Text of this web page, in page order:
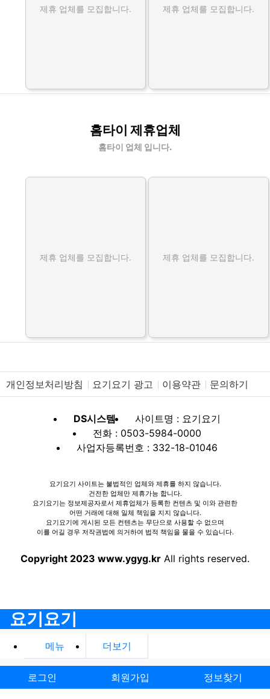
제휴 업체를 모집합니다. 제휴 업체를 모집합니다.
홈타이 제휴업체
홈타이 업체 입니다.
제휴 업체를 모집합니다. 제휴 업체를 모집합니다.
개인정보처리방침 요기요기 광고 이용약관 문의하기
DS시스템
사이트명 : 요기요기
전화 : 0503-5984-0000
사업자등록번호 : 332-18-01046
요기요기 사이트는 불법적인 업체와 제휴를 하지 않습니다.
건전한 업체만 제휴가능 합니다.
요기요기는 정보제공자로서 제휴업체가 등록한 컨텐츠 및 이와 관련한
어떤 거래에 대해 일체 책임을 지지 않습니다.
요기요기에 게시된 모든 컨텐츠는 무단으로 사용할 수 없으며
이를 어길 경우 저작권법에 의거하여 법적 책임을 물을 수 있습니다.
Copyright 2023 www.ygyg.kr All rights reserved.
요기요기
메뉴 더보기
로그인 회원가입 정보찾기